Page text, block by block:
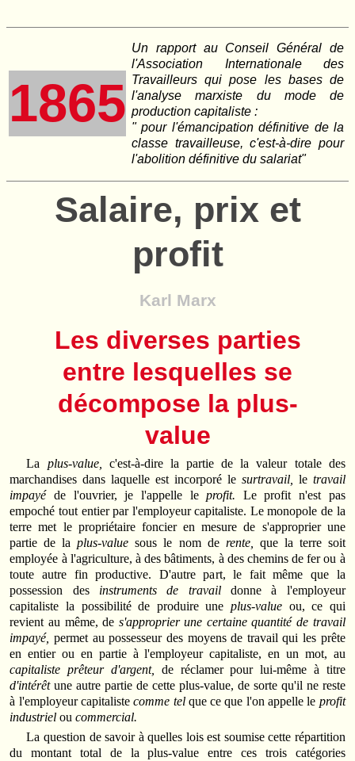
1865
Un rapport au Conseil Général de
l'Association Internationale des
Travailleurs qui pose les bases de
l'analyse marxiste du mode de
production capitaliste :
" pour l'émancipation définitive de la
classe travailleuse, c'est-à-dire pour
l'abolition définitive du salariat"
Salaire, prix et
profit
Karl Marx
Les diverses parties
entre lesquelles se
décompose la plus-
value
La plus-value, c'est-à-dire la partie de la valeur totale des
marchandises dans laquelle est incorporé le surtravail, le travail
impayé de l'ouvrier, je l'appelle leprofit. Le profit n'est pas
empoché tout entier par l'employeur capitaliste. Le monopole de la
terre met le propriétaire foncier en mesure de s'approprier une
partie de laplus-valuesous le nom de rente, que la terre soit
employée à l'agriculture, à des bâtiments, à des chemins de fer ou à
toute autre fin productive. D'autre part, le fait même que la
possession des instruments de travaildonne à l'employeur
capitaliste la possibilité de produire une plus-value ou, ce qui
revient au même, de s'approprier une certaine quantité de travail
impayé, permet au possesseur des moyens de travail qui les prête
en entier ou en partie à l'employeur capitaliste, en un mot, au
capitaliste prêteur d'argent, de réclamer pour lui-même à titre
d'intérêtune autre partie de cette plus-value, de sorte qu'il ne reste
à l'employeur capitalistecomme tel que ce que l'on appelle le profit
industrieloucommercial.
La question de savoir à quelles lois est soumise cette répartition
du montant total de la plus-value entre ces trois catégories